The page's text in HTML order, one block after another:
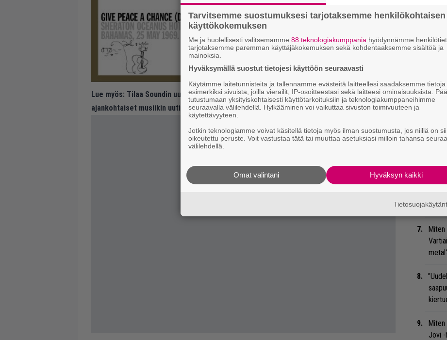
Lue myös: Tilaa Soundin uutiskirje ja tiedät mistä kahvitauolla puhutaan! Nappaa
ajankohtaiset musiikin uutiset ja puheenaiheet suoraan sähköpostiin tästä.
Miten
Miten
Jovi -
Tarvitsemme suostumuksesi tarjotaksemme henkilökohtaisen
käyttökokemuksen
Me ja huolellisesti valitsemamme 88 teknologiakumppania hyödynnämme
tarjotaksemme paremman käyttäjäkokemuksen sekä kohdentaaksemme sisältöä ja
mainoksia.
Hyväksymällä suostut tietojesi käyttöön seuraavasti
Käytämme laitetunnisteita ja tallennamme evästeitä laitteellesi saadaksemme tietoja
esimerkiksi sivuista, joilla vierailit, IP-osoitteestasi sekä laitteesi ominaisuuksista.
tutustumaan yksityiskohtaisesti käyttötarkoituksiin ja teknologiakumppaneihimme
seuraavalla välilehdellä. Hylkääminen voi vaikuttaa sivuston toimivuuteen ja
käytettävyyteen.
Jotkin teknologiamme voivat käsitellä tietoja myös ilman suostumusta, jos niillä on
oikeutettu peruste. Voit vastustaa tätä tai muuttaa asetuksiasi milloin tahansa
välilehdellä.
Hyväksyn kaikki
Omat valintani